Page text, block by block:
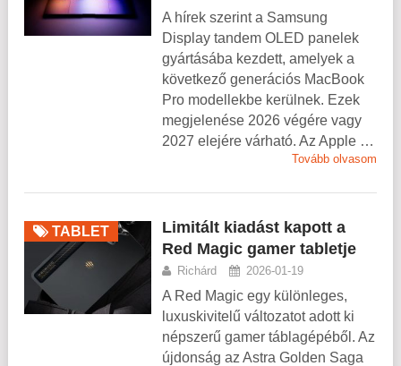
A hírek szerint a Samsung
Display tandem OLED panelek
gyártásába kezdett, amelyek a
következő generációs MacBook
Pro modellekbe kerülnek. Ezek
megjelenése 2026 végére vagy
2027 elejére várható. Az Apple …
Tovább olvasom
TABLET
Limitált kiadást kapott a
Red Magic gamer tabletje
Richárd 2026-01-19
A Red Magic egy különleges,
luxuskivitelű változatot adott ki
népszerű gamer táblagépéből. Az
újdonság az Astra Golden Saga